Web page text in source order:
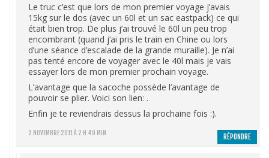
2 NOVEMBRE 2011 À 2 H 49 MIN
Le truc c’est que lors de mon premier voyage j’avais
15kg sur le dos (avec un 60l et un sac eastpack) ce qui
était bien trop. De plus j’ai trouvé le 60l un peu trop
encombrant (quand j’ai pris le train en Chine ou lors
d’une séance d’escalade de la grande muraille). Je n’ai
pas tenté encore de voyager avec le 40l mais je vais
essayer lors de mon premier prochain voyage.
L’avantage que la sacoche possède l’avantage de
pouvoir se plier. Voici son lien: .
Enfin je te reviendrais dessus la prochaine fois :).
RÉPONDRE